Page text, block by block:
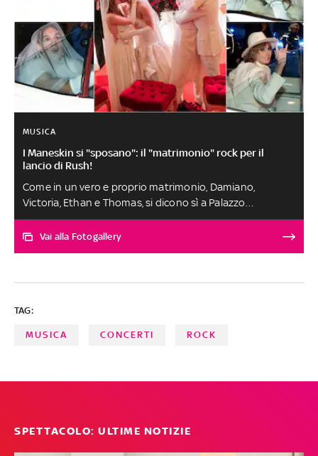
MUSICA
I Maneskin si "sposano": il "matrimonio" rock per il
lancio di Rush!
Come in un vero e proprio matrimonio, Damiano,
Victoria, Ethan e Thomas, si dicono sì a Palazzo
Bancaccio, per celebrare l'uscita del loro nuovo album. A
officiare la cerimonia, Alessandro Michele, ex direttore
Vai alla Fotogallery
TAG:
MUSICA CONCERTI ROCK
SPETTACOLO: ULTIME NOTIZIE